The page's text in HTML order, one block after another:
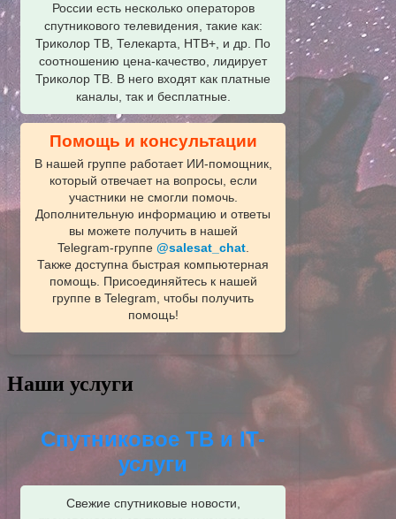
России есть несколько операторов
спутникового телевидения, такие как:
Триколор ТВ, Телекарта, НТВ+, и др. По
соотношению цена-качество, лидирует
Триколор ТВ. В него входят как платные
каналы, так и бесплатные.
Помощь и консультации
В нашей группе работает ИИ‑помощник,
который отвечает на вопросы, если
участники не смогли помочь.
Дополнительную информацию и ответы
вы можете получить в нашей
Telegram‑группе @salesat_chat.
Также доступна быстрая компьютерная
помощь. Присоединяйтесь к нашей
группе в Telegram, чтобы получить
помощь!
Наши услуги
Спутниковое ТВ и IT-
услуги
Свежие спутниковые новости,